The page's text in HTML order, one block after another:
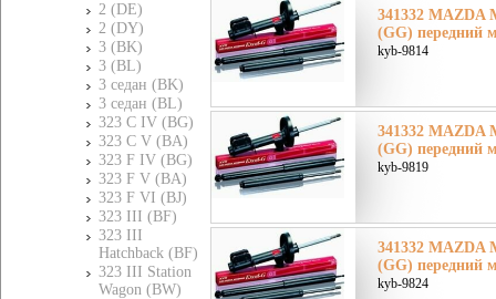
2 (DE)
2 (DY)
3 (BK)
3 (BL)
3 седан (BK)
3 седан (BL)
323 C IV (BG)
323 C V (BA)
323 F IV (BG)
323 F V (BA)
323 F VI (BJ)
323 III (BF)
323 III
Hatchback (BF)
323 III Station
Wagon (BW)
341332 MAZDA
(GG) передний
kyb-9814
341332 MAZDA
(GG) передний
kyb-9819
341332 MAZDA
(GG) передний
kyb-9824